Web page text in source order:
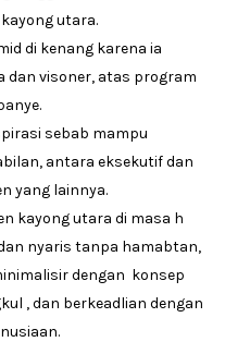
utara.
di kenang karena ia
dan visoner, atas program
sebab mampu
antara eksekutif dan
yang lainnya.
kayong utara di masa h
nyaris tanpa hamabtan,
dengan konsep
, dan berkeadlian dengan